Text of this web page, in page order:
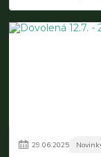
29.06.2025